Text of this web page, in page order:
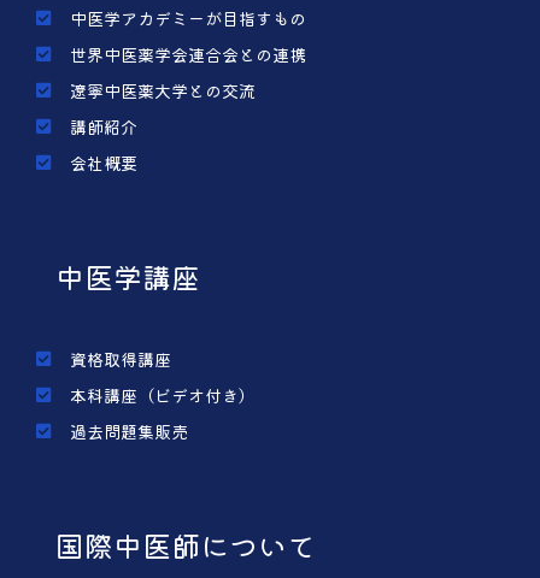
中医学アカデミーが目指すもの
世界中医薬学会連合会との連携
遼寧中医薬大学との交流
講師紹介
会社概要
中医学講座
資格取得講座
本科講座（ビデオ付き）
過去問題集販売
国際中医師について